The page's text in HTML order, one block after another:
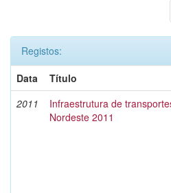
Registos:
Data
Título
2011
Infraestrutura de
Nordeste 2011